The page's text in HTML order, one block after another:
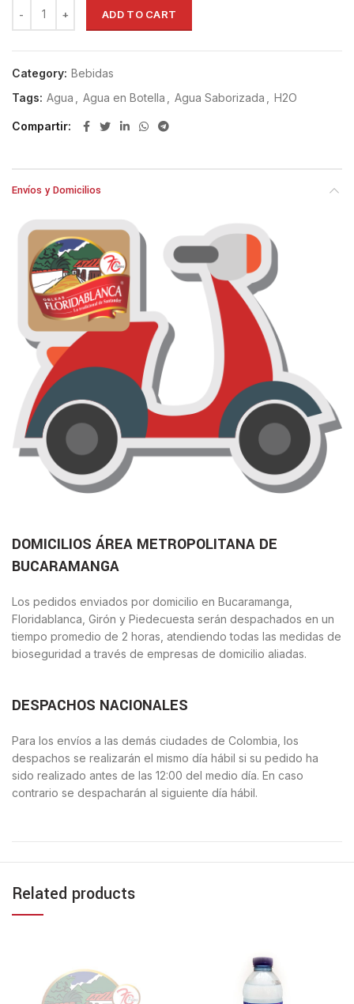
ADD TO CART
Category: Bebidas
Tags: Agua Agua en Botella Agua Saborizada H2O
Compartir
Envíos y Domicilios
DOMICILIOS ÁREA METROPOLITANA DE
BUCARAMANGA
Los pedidos enviados por domicilio en Bucaramanga,
Floridablanca, Girón y Piedecuesta serán despachados en un
tiempo promedio de 2 horas, atendiendo todas las medidas de
bioseguridad a través de empresas de domicilio aliadas.
DESPACHOS NACIONALES
Para los envíos a las demás ciudades de Colombia, los
despachos se realizarán el mismo día hábil si su pedido ha
sido realizado antes de las 12:00 del medio día. En caso
contrario se despacharán al siguiente día hábil.
Related products